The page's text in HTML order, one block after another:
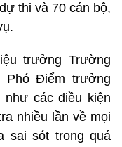
thi và 70 cán bộ,
trưởng Trường
Phó Điểm trưởng
các điều kiện
nhiều lần về mọi
sai sót trong quá